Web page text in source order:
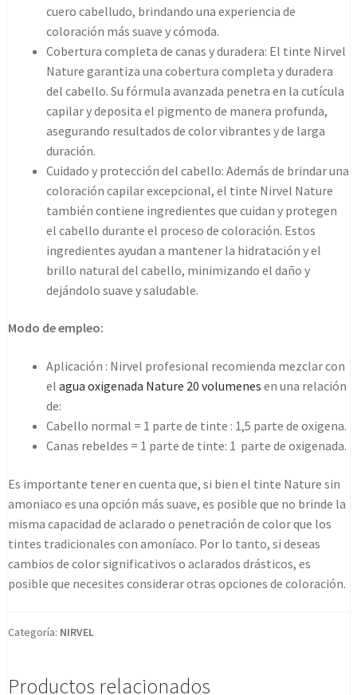
cuero cabelludo, brindando una experiencia de
coloración más suave y cómoda.
Cobertura completa de canas y duradera: El tinte Nirvel
Nature garantiza una cobertura completa y duradera
del cabello. Su fórmula avanzada penetra en la cutícula
capilar y deposita el pigmento de manera profunda,
asegurando resultados de color vibrantes y de larga
duración.
Cuidado y protección del cabello: Además de brindar una
coloración capilar excepcional, el tinte Nirvel Nature
también contiene ingredientes que cuidan y protegen
el cabello durante el proceso de coloración. Estos
ingredientes ayudan a mantener la hidratación y el
brillo natural del cabello, minimizando el daño y
dejándolo suave y saludable.
Modo de empleo:
Aplicación : Nirvel profesional recomienda mezclar con
el agua oxigenada Nature 20 volumenes en una relación
de:
Cabello normal = 1 parte de tinte : 1,5 parte de oxigena.
Canas rebeldes = 1 parte de tinte: 1 parte de oxigenada.
Es importante tener en cuenta que, si bien el tinte Nature sin
amoniaco es una opción más suave, es posible que no brinde la
misma capacidad de aclarado o penetración de color que los
tintes tradicionales con amoníaco. Por lo tanto, si deseas
cambios de color significativos o aclarados drásticos, es
posible que necesites considerar otras opciones de coloración.
Categoría: NIRVEL
Productos relacionados